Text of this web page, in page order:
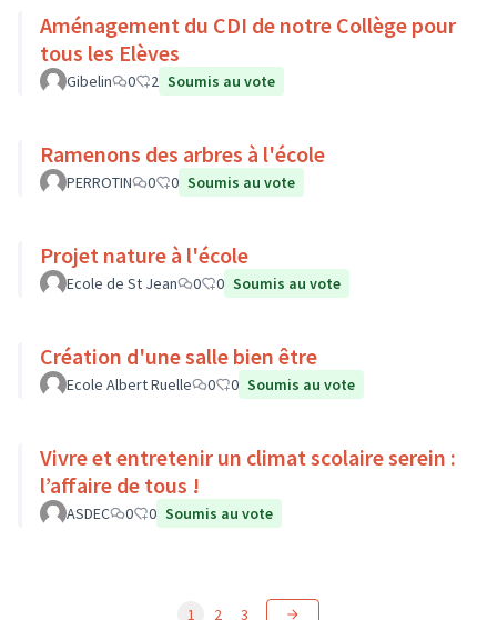
Aménagement du CDI de notre Collège pour
tous les Elèves
Gibelin 0 2 Soumis au vote
Ramenons des arbres à l'école
PERROTIN 0 0 Soumis au vote
Projet nature à l'école
Ecole de St Jean 0 0 Soumis au vote
Création d'une salle bien être
Ecole Albert Ruelle 0 0 Soumis au vote
Vivre et entretenir un climat scolaire serein :
l’affaire de tous !
ASDEC 0 0 Soumis au vote
1 2 3